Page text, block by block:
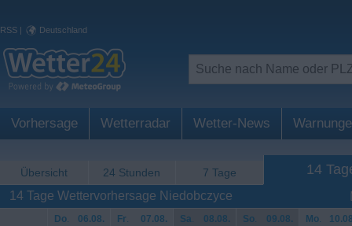
RSS | Deutschland
Vorhersage Wetterradar Wetter-News
Übersicht 24 Stunden 7 Tage 14
14 Tage Wettervorhersage Niedobczyce
Do. 06.08. Fr. 07.08. Sa. 08.08. So. 09.08. Mo.